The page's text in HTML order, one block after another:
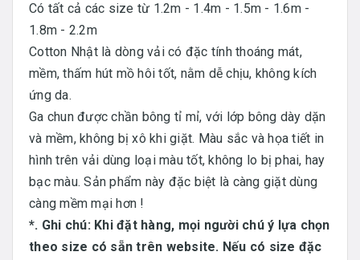
Có tất cả các size từ 1.2m - 1.4m - 1.5m - 1.6m -
1.8m - 2.2m
Cotton Nhật là dòng vải có đặc tính thoáng mát,
mềm, thấm hút mồ hôi tốt, nằm dễ chịu, không kích
ứng da.
Ga chun được chần bông tỉ mỉ, với lớp bông dày dặn
và mềm, không bị xô khi giặt. Màu sắc và họa tiết in
hình trên vải dùng loại màu tốt, không lo bị phai, hay
bạc màu. Sản phẩm này đặc biệt là càng giặt dùng
càng mềm mại hơn !
*. Ghi chú: Khi đặt hàng, mọi người chú ý lựa chọn
theo size có sẵn trên website. Nếu có size đặc